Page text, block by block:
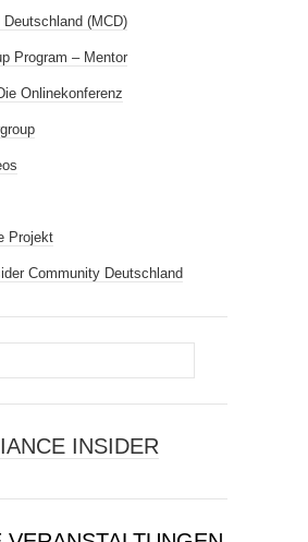
(MCD)
Program – Mentor
Onlinekonferenz
Projekt
Community Deutschland
INSIDER